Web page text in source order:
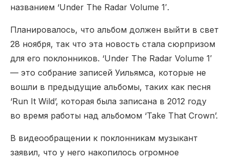
названием ‘Under The Radar Volume 1′.
Планировалось, что альбом должен выйти в свет
28 ноября, так что эта новость стала сюрпризом
для его поклонников. ‘Under The Radar Volume 1′
— это собрание записей Уильямса, которые не
вошли в предыдущие альбомы, таких как песня
‘Run It Wild’, которая была записана в 2012 году
во время работы над альбомом ‘Take That Crown’.
В видеообращении к поклонникам музыкант
заявил, что у него накопилось огромное